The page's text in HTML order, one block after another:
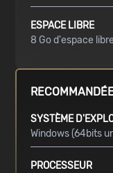
ESPACE LIBRE
8 Go d'espace libre
SYSTÈME
Windows (64bits
PROCESSEUR